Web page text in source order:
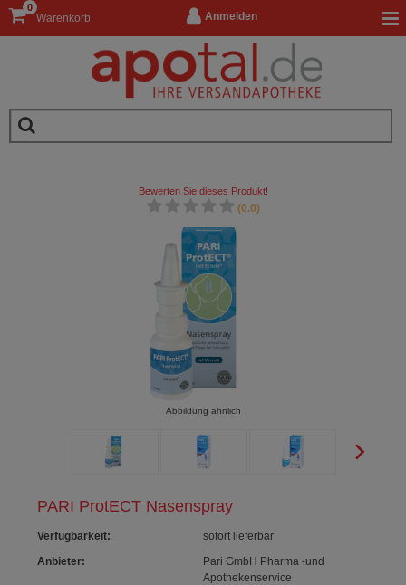
Anmelden
Warenkorb
0
PARI ProtECT Nasenspray
Verfügbarkeit:
sofort lieferbar
Anbieter:
Pari GmbH Pharma -und
Apothekenservice
Bewerten Sie dieses Produkt!
(0.0)
Abbildung ähnlich